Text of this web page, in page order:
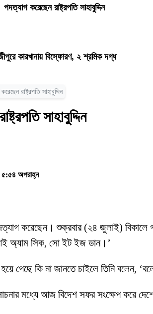
পদত্যাগ করেছেন রাষ্ট্রপতি সাহাবুদ্দিন
কারখানায় বিস্ফোরণ, ২ শ্রমিক দগ্ধ
রাষ্ট্রপতি সাহাবুদ্দিন
সাহাবুদ্দিন
অপরাহ্ন
করেছেন। শুক্রবার (২৪ জুলাই)
অ্যাম সিক, সো ইট ইজ ডান।’
গেছে কি না জানতে চাইলে তিনি বলেন,
মধ্যে আজ বিদেশ সফর সংক্ষেপ করে